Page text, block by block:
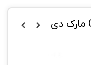
کابل شبکه 40 متری CAT5E مارک دی